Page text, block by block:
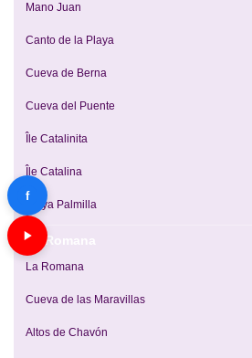
Mano Juan
Canto de la Playa
Cueva de Berna
Cueva del Puente
Île Catalinita
Île Catalina
Playa Palmilla
La Romana
La Romana
Cueva de las Maravillas
Altos de Chavón
f